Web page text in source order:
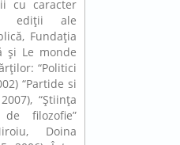
cu caracter
ediţii ale
Fundaţia
şi Le monde
“Politici
“Partide si
“Ştiinţa
de filozofie”
Doina